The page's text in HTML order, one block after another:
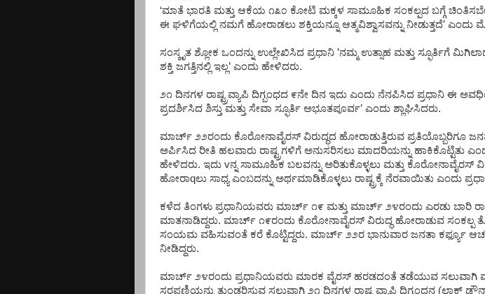
‘ಮಾತೆ ಭಾರತಿ ಮತ್ತು ಆಕೆಯ ೧೩೦ ಕೋಟಿ ಮಕ್ಕಳ ಸಾಮೂಹಿಕ ಸಂಕಲ್ಪದ ಬಗ್ಗೆ
ಈ ಘಳಿಗೆಯಲ್ಲಿ ನಮಗೆ ಹೋರಾಡಲು ಶಕ್ತಿಯನ್ನೂ ಆತ್ಮವಿಶ್ವಾಸವನ್ನು ನೀಡುತ್ತದೆ’ ಎಂದು
ಸಂಸ್ಕೃತ ಶ್ಲೋಕ ಒಂದನ್ನು ಉಲ್ಲೇಖಿಸಿದ ಪ್ರಧಾನಿ ’ನಮ್ಮ ಉತ್ಸಾಹ ಮತ್ತು ಸ್ಫೂರ್ತಿಗೆ
ಶಕ್ತಿ ಜಗತ್ತಿನಲ್ಲಿ ಇಲ್ಲ’ ಎಂದು ಹೇಳಿದರು.
೨೧ ದಿನಗಳ ರಾಷ್ಟ್ರವ್ಯಾಪಿ ದಿಗ್ಬಂಧದ ೯ನೇ ದಿನ ಇದು ಎಂದು ನೆನಪಿಸಿದ ಪ್ರಧಾನಿ ಈ
ಪ್ರದರ್ಶಿಸಿದ ಶಿಸ್ತು ಮತ್ತು ಸೇವಾ ಸ್ಫೂರ್ತಿ ಅಭೂತಪೂರ್ವ’ ಎಂದು ಶ್ಲಾಘಿಸಿದರು.
ಮಾರ್ಚ್ ೨೨ರಂದು ಕೊರೋನಾವೈರಸ್ ವಿರುದ್ಧದ ಹೋರಾಡುತ್ತಿರುವ ಪ್ರತಿಯೊಬ್ಬರಿಗೂ
ಅರ್ಪಿಸಿದ ರೀತಿ ಹಲವಾರು ರಾಷ್ಟ್ರಗಳಿಗೆ ಅನುಸರಿಸಲು ಮಾದರಿಯನ್ನು ಹಾಕಿಕೊಟ್ಟಿತು
ಹೇಳಿದರು. ಇದು vನ್ನ ಸಾಮೂಹಿಕ ಬಲವನ್ನು ಅರಿತುಕೊಳ್ಳಲು ಮತ್ತು ಕೊರೋನಾವೈರಸ್
ಹೋರಾqಲು ಸಾಧ್ಯ ಎಂಬದನ್ನು ಅರ್ಥಮಾಡಿಕೊಳ್ಳಲು ರಾಷ್ಟ್ರಕ್ಕೆ ನೆರವಾಯಿತು ಎಂದು
ಕಳೆದ ತಿಂಗಳು ಪ್ರಧಾನಿಯವರು ಮಾರ್ಚ್ ೧೯ ಮತ್ತು ಮಾರ್ಚ್ ೨೪ರಂದು ಎರಡು ಬಾರಿ
ಮಾತನಾಡಿದ್ದರು. ಮಾರ್ಚ್ ೧೯ರಂದು ಕೊರೋನಾವೈರಸ್ ವಿರುದ್ಧ ಹೋರಾಡುವ ಸಂಕಲ್ಪ
ಸಂಯಮ ವಹಿಸುವಂತೆ ಕರೆ ಕೊಟ್ಟಿದ್ದರು. ಮಾರ್ಚ್ ೨೨ರ ಭಾನುವಾರ ಜನತಾ ಕರ್ಫ್ಯೂ
ನೀಡಿದ್ದರು.
ಮಾರ್ಚ್ ೨೪ರಂದು ಪ್ರಧಾನಿಯವರು ಮಾರಕ ವೈರಸ್ ಹರಡದಂತೆ ತಡೆಯುವ ಸಲುವಾಗಿ
ಸರಪಣಿಯನ್ನು ತುಂಡರಿಸುವ ಸಲುವಾಗಿ ೨೧ ದಿನಗಳ ರಾಷ್ಟ್ರವ್ಯಾಪಿ ದಿಗ್ಬಂಧನ (ಲಾಕ್